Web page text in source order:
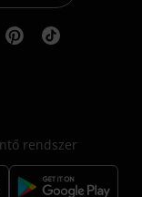
rendszer